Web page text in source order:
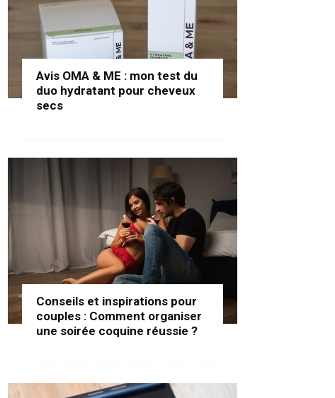
Avis OMA & ME : mon test du
duo hydratant pour cheveux
secs
Conseils et inspirations pour
couples : Comment organiser
une soirée coquine réussie ?